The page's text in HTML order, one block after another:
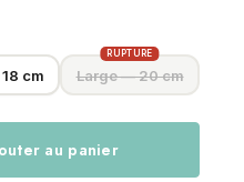
cm Large — 20 cm
RUPTURE
au panier